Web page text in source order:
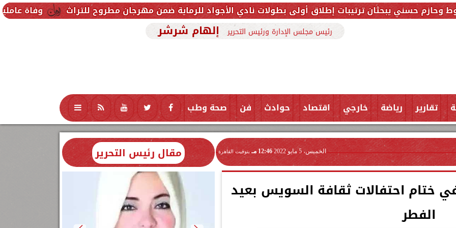
وفاة عاملين متأثرين ترتيبات إطلاق أولى بطولات نادي الأجواد للرماية ضمن مهرجان مطروح للتراث
رئيس مجلس الإدارة ورئيس التحرير إلهام شرشر
تقارير رياضة خارجي اقتصاد حوادث فن صحة وطب تكنولوجيا منوعات محافظات
الخميس، 5 مايو 2022 12:46 مـ بتوقيت القاهرة
ختام احتفالات ثقافة السويس بعيد
الفطر
مقال رئيس التحرير